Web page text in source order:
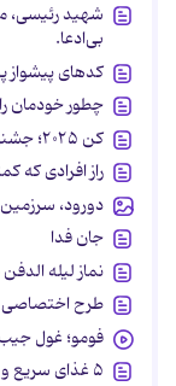
شهید رئیسی،
بی‌ادعا.
کدهای
چطور خودمان را از نظر
کن ۲۰۲۵؛ جشنواره‌ای علیه خانواده
راز افرادی که
دورود،
جان فدا
نماز لیله
طرح اختصاصی
فومو؛ غول
۵ غذای سریع و سالم برای طبیعت‌گردی